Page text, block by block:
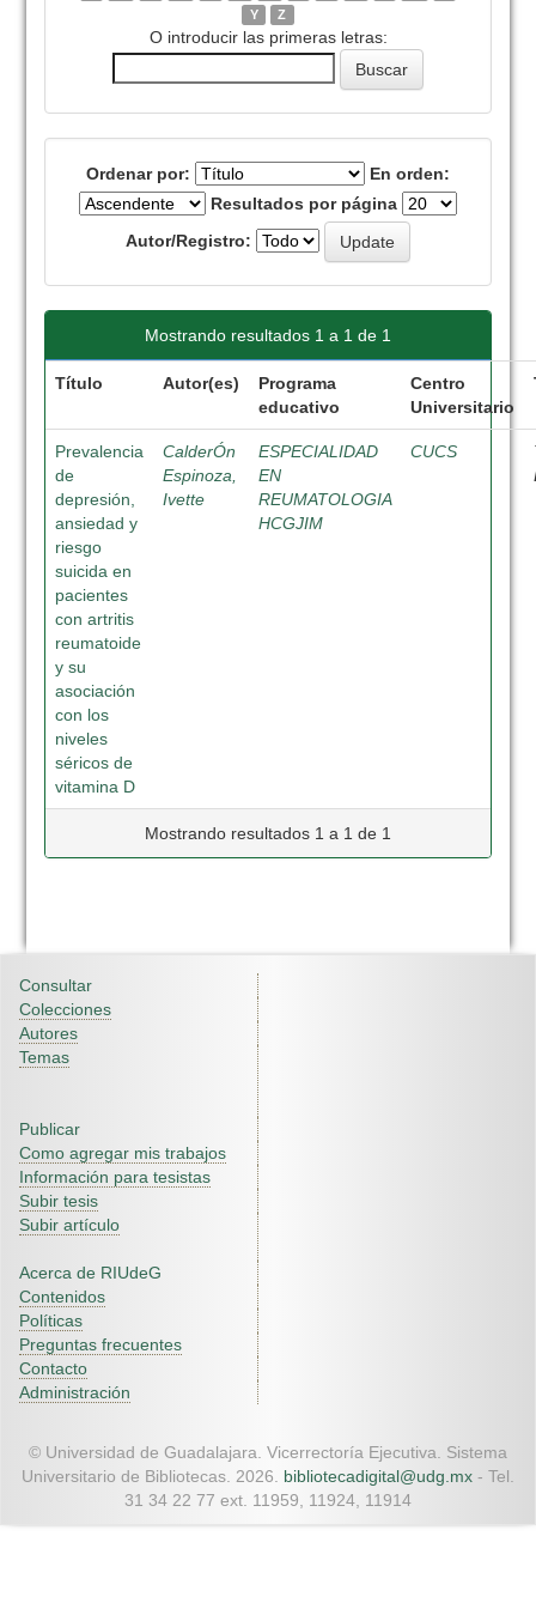
Y
Z
O introducir las primeras letras:
Ordenar por:
En orden:
Resultados por página
Autor/Registro:
Mostrando resultados 1 a 1 de 1
Título Autor(es)
Programa
educativo
Centro
Universitario
Prevalencia
de
depresión,
ansiedad y
riesgo
suicida en
pacientes
con artritis
reumatoide
y su
asociación
con los
niveles
séricos de
vitamina D
CalderÓn
Espinoza,
Ivette
ESPECIALIDAD
EN
REUMATOLOGIA
HCGJIM
CUCS
Mostrando resultados 1 a 1 de 1
Consultar
Colecciones
Autores
Temas
Publicar
Como agregar mis trabajos
Información para tesistas
Subir tesis
Subir artículo
Acerca de RIUdeG
Contenidos
Políticas
Preguntas frecuentes
Contacto
Administración
© Universidad de Guadalajara. Vicerrectoría Ejecutiva. Sistema
Universitario de Bibliotecas. 2026. bibliotecadigital@udg.mx - Tel.
31 34 22 77 ext. 11959, 11924, 11914